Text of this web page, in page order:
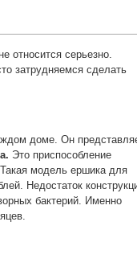
относится серьезно.
затрудняемся сделать
доме. Он
Это приспособление
модель ершика для
Недостаток
бактерий. Именно